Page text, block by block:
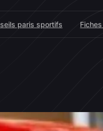
paris sportifs